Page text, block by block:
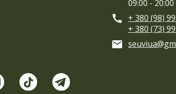
09:00 - 20:00
+ 380 (98)
+ 380 (73)